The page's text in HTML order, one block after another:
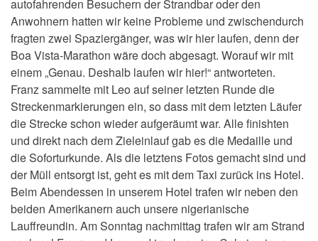
autofahrenden Besuchern der Strandbar oder den
Anwohnern hatten wir keine Probleme und zwischendurch
fragten zwei Spaziergänger, was wir hier laufen, denn der
Boa Vista-Marathon wäre doch abgesagt. Worauf wir mit
einem „Genau. Deshalb laufen wir hier!“ antworteten.
Franz sammelte mit Leo auf seiner letzten Runde die
Streckenmarkierungen ein, so dass mit dem letzten Läufer
die Strecke schon wieder aufgeräumt war. Alle finishten
und direkt nach dem Zieleinlauf gab es die Medaille und
die Soforturkunde. Als die letztens Fotos gemacht sind und
der Müll entsorgt ist, geht es mit dem Taxi zurück ins Hotel.
Beim Abendessen in unserem Hotel trafen wir neben den
beiden Amerikanern auch unsere nigerianische
Lauffreundin. Am Sonntag nachmittag trafen wir am Strand